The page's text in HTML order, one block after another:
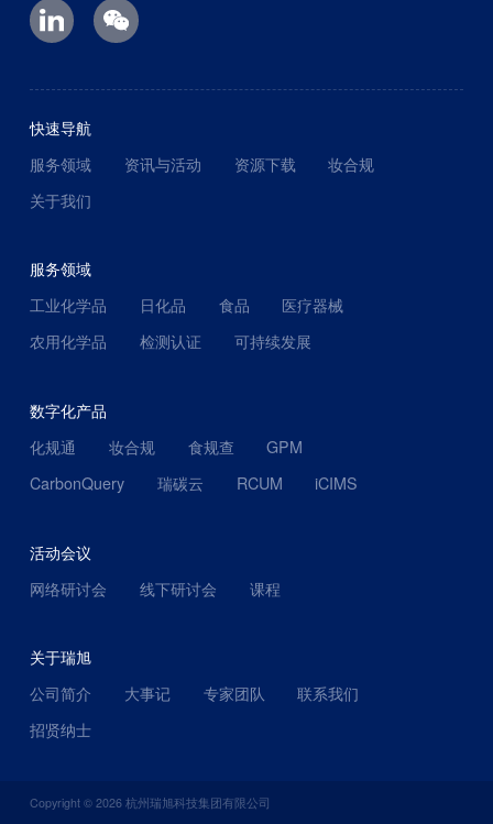
快速导航
服务领域
资讯与活动 资源下载
妆合规
关于我们
服务领域
工业化学品
日化品 食品
医疗器械
农用化学品
检测认证 可持续发展
数字化产品
化规通
妆合规 食规查
GPM
CarbonQuery
瑞碳云 RCUM iCIMS
活动会议
网络研讨会
线下研讨会 课程
关于瑞旭
公司简介
大事记 专家团队
联系我们
招贤纳士
Copyright © 2026杭州瑞旭科技集团有限公司